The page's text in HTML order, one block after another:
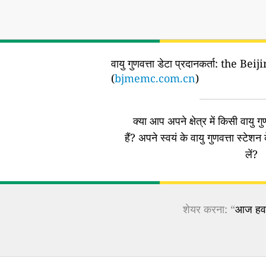
वायु गुणवत्ता डेटा प्रदानकर्ता: the
(bjmemc.com.cn)
क्या आप अपने क्षेत्र में किसी वायु
हैं? अपने स्वयं के वायु गुणवत्ता स्टेशन
लें?
शेयर करना: “आज